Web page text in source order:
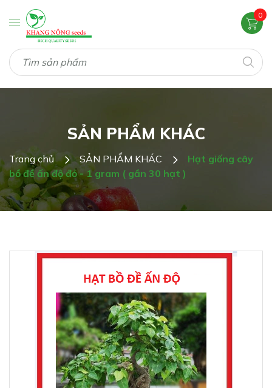
0
SẢN PHẨM KHÁC
Trang chủ SẢN PHẨM KHÁC
Hạt giống cây
bồ đề ấn độ đỏ - 1 gram ( gần 30 hạt )